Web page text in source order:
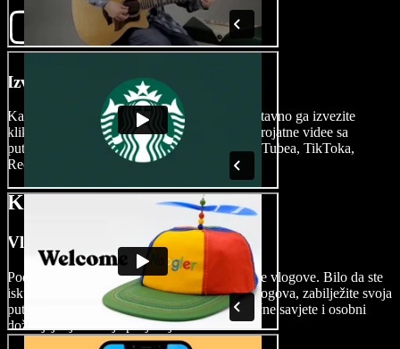
Izvezite svoj putni video
Kada je vaš filmski putni video gotov, jednostavno ga izvezite
klikom na gumb Izvoz. Podijelite svoje nevjerojatne videe sa
putovanja na društvenim mrežama poput YouTubea, TikToka,
Reelsa i drugih.
Kada koristiti putne videe
Vlogovi
Podijelite svoja putna iskustva kroz zanimljive vlogove. Bilo da ste
iskusan bloger ili tek ulazite u svijet putnih vlogova, zabilježite svoja
putovanja, podijelite uspone i padove, praktične savjete i osobni
doživljaj mjesta koja posjećujete.